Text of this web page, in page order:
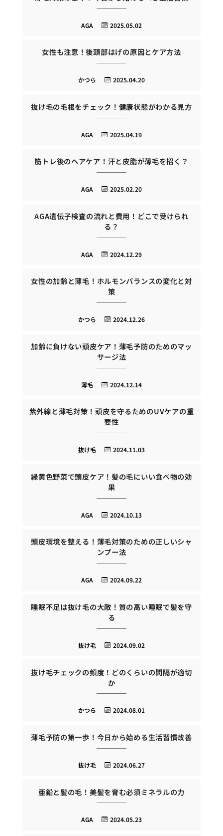
2025.05.02
AGA
女性も注意！後頭部はげの原因とケア方法
2025.04.20
かつら
抜け毛の毛根をチェック！健康状態がわかる見方
2025.04.19
AGA
筋トレ後のヘアケア！汗と皮脂が薄毛を招く？
2025.02.20
AGA
AGA遺伝子検査の流れと費用！どこで受けられ
る？
2024.12.29
AGA
女性の加齢と薄毛！ホルモンバランスの変化と対
策
2024.12.26
かつら
加齢に負けない頭皮ケア！薄毛予防のためのマッ
サージ法
2024.12.14
薄毛
紫外線と薄毛対策！頭皮を守るためのUVケアの重
要性
2024.11.03
抜け毛
緑黄色野菜で頭皮ケア！髪の毛にいい食べ物の効
果
2024.10.13
AGA
頭皮環境を整える！薄毛対策のための正しいシャ
ンプー法
2024.09.22
AGA
睡眠不足は抜け毛の大敵！質の高い睡眠で髪を守
る
2024.09.02
抜け毛
抜け毛チェックの頻度！どのくらいの間隔が適切
か
2024.08.01
かつら
薄毛予防の第一歩！今日から始める生活習慣改善
2024.06.27
抜け毛
亜鉛と髪の毛！美髪を育む必須ミネラルの力
2024.05.23
AGA